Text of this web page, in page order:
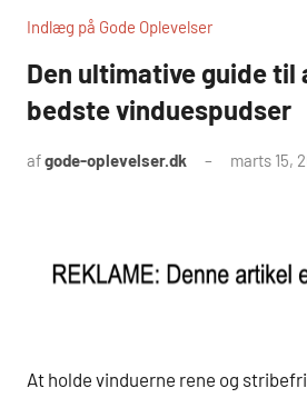
Indlæg på Gode Oplevelser
Den ultimative guide til
bedste vinduespudser
afgode-oplevelser.dk marts 15,
At holde vinduerne rene og